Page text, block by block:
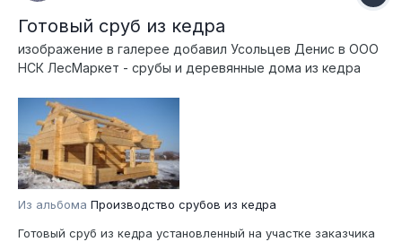
Готовый сруб из кедра
изображение в галерее добавил Усольцев Денис в ООО
НСК ЛесМаркет - срубы и деревянные дома из кедра
Из альбома Производство срубов из кедра
Готовый сруб из кедра установленный на участке заказчика